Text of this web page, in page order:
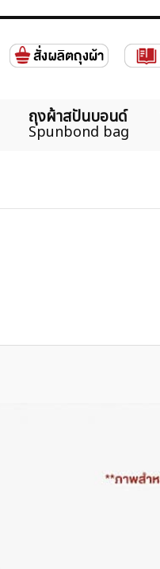
ถุงผ้าสปันบอนด์
Spunbond bag